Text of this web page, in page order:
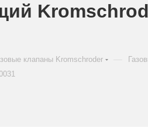
клапаны Kromschroder